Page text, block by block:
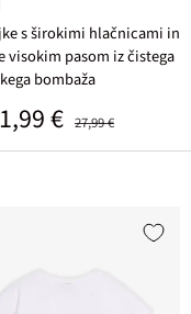
s širokimi hlačnicami in
visokim pasom iz čistega
bombaža
cena
€ 27,99 €